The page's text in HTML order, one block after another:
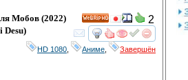
смотретьинтересует
HD
2
Мобов(2022)
Desu)
HD 1080 Аниме Завершён